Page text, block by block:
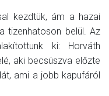
kezdtük, ám a hazai
tizenhatoson belül. Az
ki: Horváth
aki becsúszva előzte
ami a jobb kapufáról